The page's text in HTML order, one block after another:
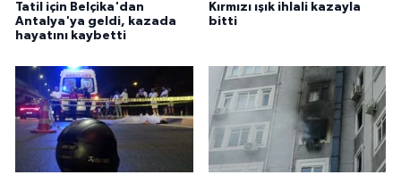
Tatil için Belçika'dan
Antalya'ya geldi, kazada
hayatını kaybetti
Kırmızı ışık ihlali kazayla
bitti